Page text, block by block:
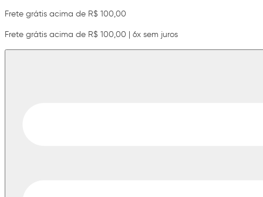
Frete grátis acima de R$ 100,00
Frete grátis acima de R$ 100,00 | 6x sem juros